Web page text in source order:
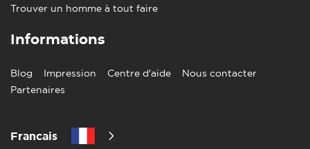
Trouver un homme à tout faire
Informations
Blog Impression Centre d'aide
Nous contacter
Partenaires
Francais